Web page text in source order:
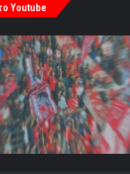
Youtube